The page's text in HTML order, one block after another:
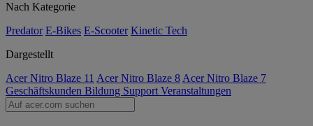
Nach Kategorie
Predator E-Bikes E-Scooter Kinetic Tech
Dargestellt
Acer Nitro Blaze 11 Acer Nitro Blaze 8 Acer Nitro Blaze 7
Geschäftskunden Bildung Support Veranstaltungen